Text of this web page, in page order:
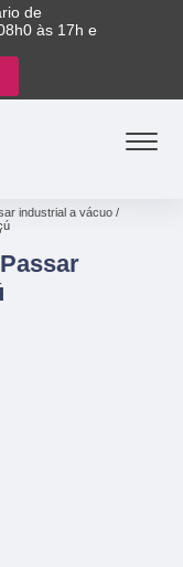
de
às 17h e
industrial a vácuo